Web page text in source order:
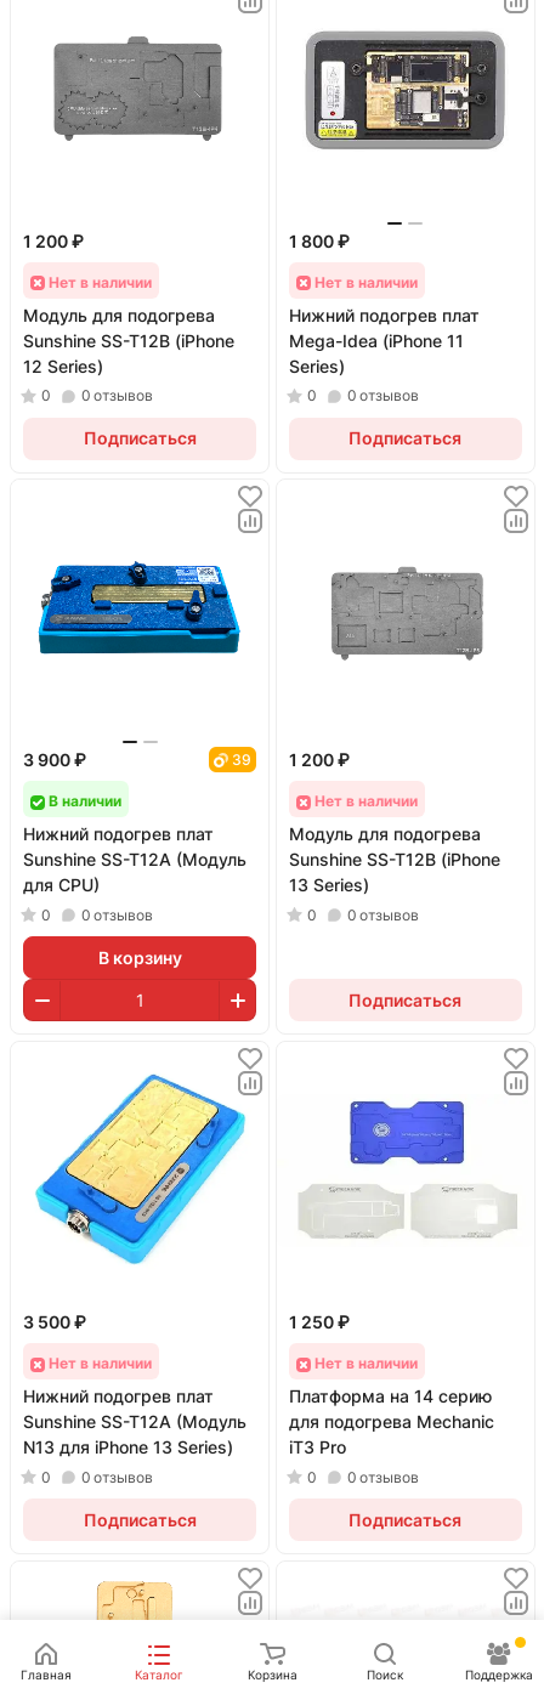
1 200 ₽
Нет в наличии
Модуль для подогрева
Sunshine SS-T12B (iPhone
12 Series)
0 0 отзывов
Подписаться
1 800 ₽
Нет в наличии
Нижний подогрев плат
Mega-Idea (iPhone 11
Series)
0 0 отзывов
Подписаться
3 900 ₽ 39
В наличии
Нижний подогрев плат
Sunshine SS-T12A (Модуль
для CPU)
0 0 отзывов
В корзину
1 200 ₽
Нет в наличии
Модуль для подогрева
Sunshine SS-T12B (iPhone
13 Series)
0 0 отзывов
Подписаться
3 500 ₽
Нет в наличии
Нижний подогрев плат
Sunshine SS-T12A (Модуль
N13 для iPhone 13 Series)
0 0 отзывов
Подписаться
1 250 ₽
Нет в наличии
Платформа на 14 серию
для подогрева Mechanic
iT3 Pro
0 0 отзывов
Подписаться
Главная Каталог Корзина Поиск Поддержка